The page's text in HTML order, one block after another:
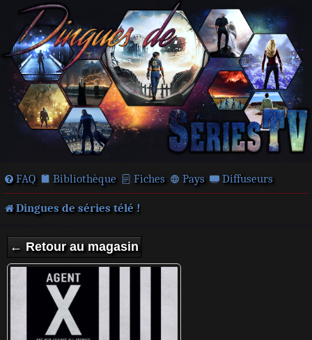
FAQ Bibliothèque Fiches Pays Diffuseurs
Dingues de séries télé !
← Retour au magasin